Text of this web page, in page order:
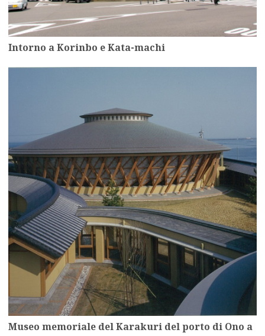
Intorno a Korinbo e Kata-machi
Museo memoriale del Karakuri del porto di Ono a